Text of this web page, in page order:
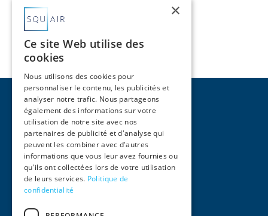
Pages
Accueil
Activités
International
×
Ce site Web utilise des
cookies
Nous utilisons des cookies pour
personnaliser le contenu, les publicités et
analyser notre trafic. Nous partageons
également des informations sur votre
utilisation de notre site avec nos
partenaires de publicité et d'analyse qui
peuvent les combiner avec d'autres
informations que vous leur avez fournies ou
qu'ils ont collectées lors de votre utilisation
de leurs services. Politique de
confidentialité